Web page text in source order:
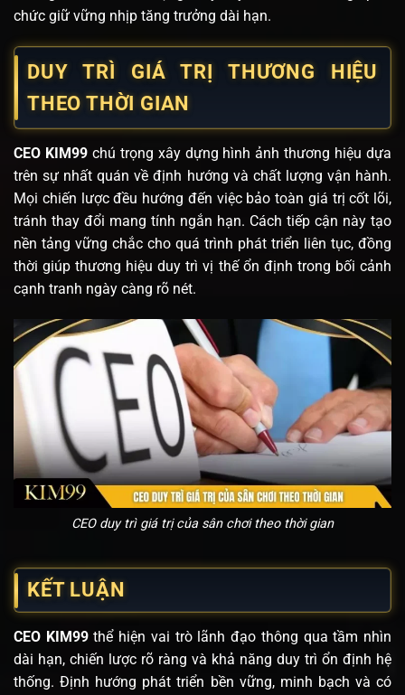
chức giữ vững nhịp tăng trưởng dài hạn.
DUY TRÌ GIÁ TRỊ THƯƠNG HIỆU
THEO THỜI GIAN
CEO KIM99 chú trọng xây dựng hình ảnh thương hiệu dựa
trên sự nhất quán về định hướng và chất lượng vận hành.
Mọi chiến lược đều hướng đến việc bảo toàn giá trị cốt lõi,
tránh thay đổi mang tính ngắn hạn. Cách tiếp cận này tạo
nền tảng vững chắc cho quá trình phát triển liên tục, đồng
thời giúp thương hiệu duy trì vị thế ổn định trong bối cảnh
cạnh tranh ngày càng rõ nét.
CEO duy trì giá trị của sân chơi theo thời gian
KẾT LUẬN
CEO KIM99thể hiện vai trò lãnh đạo thông qua tầm nhìn
dài hạn, chiến lược rõ ràng và khả năng duy trì ổn định hệ
thống. Định hướng phát triển bền vững, minh bạch và có